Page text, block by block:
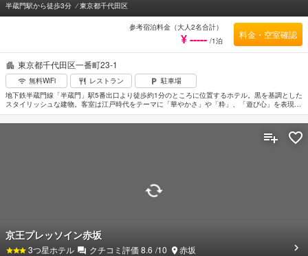
東京都千代田区一番町23-1
無料WiFi レストラン
駐車場
地下鉄半蔵門線「半蔵門」駅5番出口より徒歩約1分のところに位置するホテル。黒を基調とした
スタイリッシュな建物。客室は江戸時代をテーマに「華やかさ」や「粋」、「遊び心」を表現し
たインテリア。窓が引き戸風にしつらえられているのもユニーク。全室高速インターネット接続
可能。朝食はブッフェスタイルで和食、洋食ともに堪能できる。皇居が近く散策するのもよい。
明治天皇と昭憲皇太后を祭神とした「明治神宮」まで約5.9km。羽田空港から電車で約40分。
半蔵門駅から徒歩3分 ⁄東京都千代田区
参考宿泊料金（大人2名合計）
¥ ----- /1泊
料金・空室確認
京王プレッソイン赤坂
3つ星ホテル クチコミ評価 8.6 /10 赤坂